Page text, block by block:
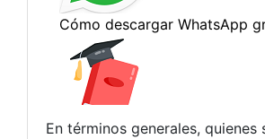
En términos generales, quienes